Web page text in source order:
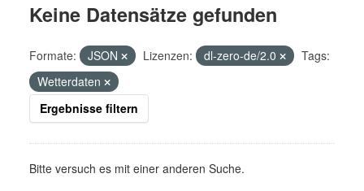
Keine Datensätze gefunden
Formate: JSON Lizenzen: dl-zero-de/2.0
Tags:
Wetterdaten
Ergebnisse filtern
Bitte versuch es mit einer anderen Suche.